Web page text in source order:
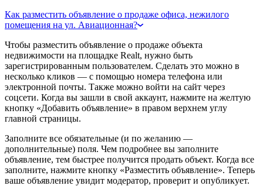
Как разместить объявление о продаже офиса, нежилого
помещения на ул. Авиационная?
Чтобы разместить объявление о продаже объекта
недвижимости на площадке Realt, нужно быть
зарегистрированным пользователем. Сделать это можно в
несколько кликов — с помощью номера телефона или
электронной почты. Также можно войти на сайт через
соцсети. Когда вы зашли в свой аккаунт, нажмите на желтую
кнопку «Добавить объявление» в правом верхнем углу
главной страницы.
Заполните все обязательные (и по желанию —
дополнительные) поля. Чем подробнее вы заполните
объявление, тем быстрее получится продать объект. Когда все
заполните, нажмите кнопку «Разместить объявление». Теперь
ваше объявление увидит модератор, проверит и опубликует.